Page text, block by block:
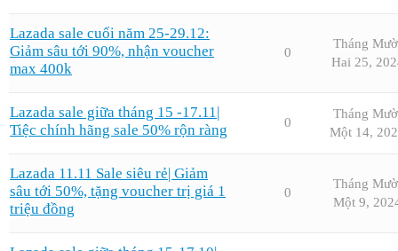
Lazada sale cuối năm 25-29.12:
Giảm sâu tới 90%, nhận voucher
max 400k
0
Tháng
Hai 25,
Lazada sale giữa tháng 15 -17.11|
Tiệc chính hãng sale 50% rộn ràng
0
Tháng
Một 14,
Lazada 11.11 Sale siêu rẻ| Giảm
sâu tới 50%, tặng voucher trị giá 1
triệu đồng
0
Tháng
Một 9,